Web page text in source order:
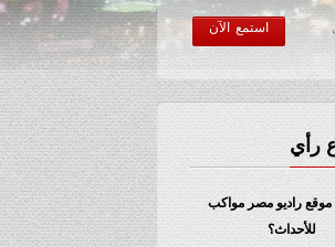
استمع الآن
رأي
راديو مصر مواكب
للأحداث؟